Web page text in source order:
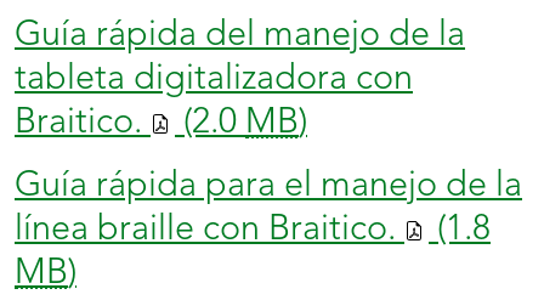
Guía rápida del manejo de la
tableta digitalizadora con
Braitico.
(2.0 MB)
Guía rápida para el manejo de la
línea braille con Braitico.
(1.8
MB)